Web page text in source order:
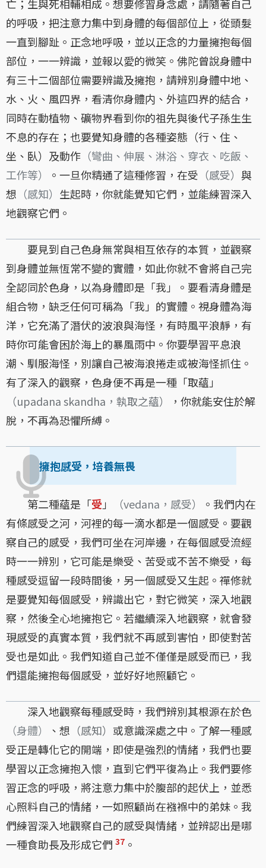
亡；生與死相輔相成。想要修習身念處，請隨著自己
的呼吸，把注意力集中到身體的每個部位上，從頭髮
一直到腳趾。正念地呼吸，並以正念的力量擁抱每個
部位，一一辨識，並報以愛的微笑。佛陀曾說身體中
有三十二個部位需要辨識及擁抱，請辨別身體中地、
水、火、風四界，看清你身體内、外這四界的結合，
同時在動植物、礦物界看到你的祖先與後代子孫生生
不息的存在；也要覺知身體的各種姿態（行、住、
坐、臥）及動作 （彎曲、伸展、淋浴、穿衣、吃飯、
工作等）
。一旦你精通了這種修習，在受 （感受） 與
想 （感知） 生起時，你就能覺知它們，並能練習深入
地觀察它們。
要見到自己色身無常與相互依存的本質，並觀察
到身體並無恆常不變的實體，如此你就不會將自己完
全認同於色身，以為身體即是「我」。要看清身體是
組合物，缺乏任何可稱為「我」的實體。視身體為海
洋，它充滿了潛伏的波浪與海怪，有時風平浪靜，有
時你可能會困於海上的暴風雨中。你要學習平息浪
潮、馴服海怪，別讓自己被海浪捲走或被海怪抓住。
有了深入的觀察，色身便不再是一種「取蘊」
（upadana skandha，執取之蘊）
，你就能安住於解
脫，不再為恐懼所縛。
擁抱感受，培養無畏
第二種蘊是「受 」 （vedana，感受）
。我們内在
有條感受之河，河裡的每一滴水都是一個感受。要觀
察自己的感受，我們可坐在河岸邊，在每個感受流經
時一一辨別，它可能是樂受、苦受或不苦不樂受，每
種感受逗留一段時間後，另一個感受又生起。禪修就
是要覺知每個感受，辨識出它，對它微笑，深入地觀
察，然後全心地擁抱它。若繼續深入地觀察，就會發
現感受的真實本質，我們就不再感到害怕，即使對苦
受也是如此。我們知道自己並不僅僅是感受而已，我
們還能擁抱每個感受，並好好地照顧它。
深入地觀察每種感受時，我們辨別其根源在於色
（身體）
、想 （感知） 或意識深處之中。了解一種感
受正是轉化它的開端，即使是強烈的情緒，我們也要
學習以正念擁抱入懷，直到它們平復為止。我們要修
習正念的呼吸，將注意力集中於腹部的起伏上，並悉
心照料自己的情緒，一如照顧尚在襁褓中的弟妹。我
們練習深入地觀察自己的感受與情緒，並辨認出是哪
一種食助長及形成它們 37 。